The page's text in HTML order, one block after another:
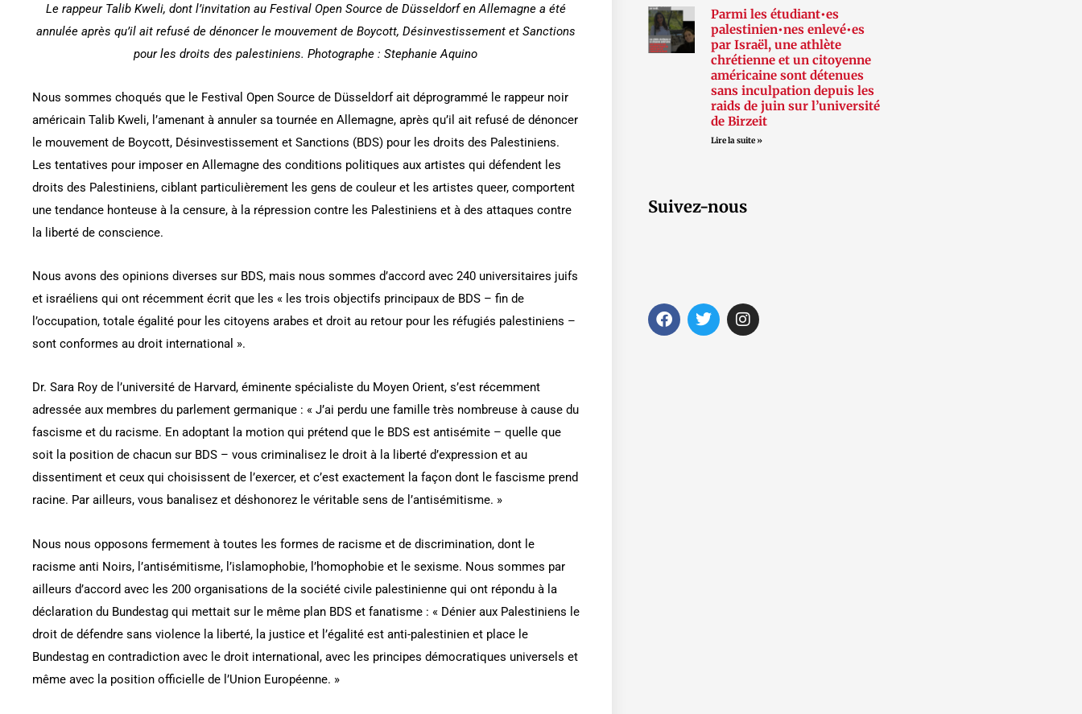
Le rappeur Talib Kweli, dont l’invitation au Festival Open Source de Düsseldorf en Allemagne a été
annulée après qu’il ait refusé de dénoncer le mouvement de Boycott, Désinvestissement et Sanctions
pour les droits des palestiniens. Photographe : Stephanie Aquino
Nous sommes choqués que le Festival Open Source de Düsseldorf ait déprogrammé le rappeur noir
américain Talib Kweli, l’amenant à annuler sa tournée en Allemagne, après qu’il ait refusé de dénoncer
le mouvement de Boycott, Désinvestissement et Sanctions (BDS) pour les droits des Palestiniens.
Les tentatives pour imposer en Allemagne des conditions politiques aux artistes qui défendent les
droits des Palestiniens, ciblant particulièrement les gens de couleur et les artistes queer, comportent
une tendance honteuse à la censure, à la répression contre les Palestiniens et à des attaques contre
la liberté de conscience.
Nous avons des opinions diverses sur BDS, mais nous sommes d’accord avec 240 universitaires juifs
et israéliens qui ont récemment écrit que les « les trois objectifs principaux de BDS – fin de
l’occupation, totale égalité pour les citoyens arabes et droit au retour pour les réfugiés palestiniens –
sont conformes au droit international ».
Dr. Sara Roy de l’université de Harvard, éminente spécialiste du Moyen Orient, s’est récemment
adressée aux membres du parlement germanique : « J’ai perdu une famille très nombreuse à cause du
fascisme et du racisme. En adoptant la motion qui prétend que le BDS est antisémite – quelle que
soit la position de chacun sur BDS – vous criminalisez le droit à la liberté d’expression et au
dissentiment et ceux qui choisissent de l’exercer, et c’est exactement la façon dont le fascisme prend
racine. Par ailleurs, vous banalisez et déshonorez le véritable sens de l’antisémitisme. »
Nous nous opposons fermement à toutes les formes de racisme et de discrimination, dont le
racisme anti Noirs, l’antisémitisme, l’islamophobie, l’homophobie et le sexisme. Nous sommes par
ailleurs d’accord avec les 200 organisations de la société civile palestinienne qui ont répondu à la
déclaration du Bundestag qui mettait sur le même plan BDS et fanatisme : « Dénier aux Palestiniens le
droit de défendre sans violence la liberté, la justice et l’égalité est anti-palestinien et place le
Bundestag en contradiction avec le droit international, avec les principes démocratiques universels et
même avec la position officielle de l’Union Européenne. »
Parmi les étudiant•es
palestinien•nes enlevé•es
par Israël, une athlète
chrétienne et un citoyenne
américaine sont détenues
sans inculpation depuis les
raids de juin sur l’université
de Birzeit
Lire la suite »
Suivez-nous
F
a
T
w
I
n